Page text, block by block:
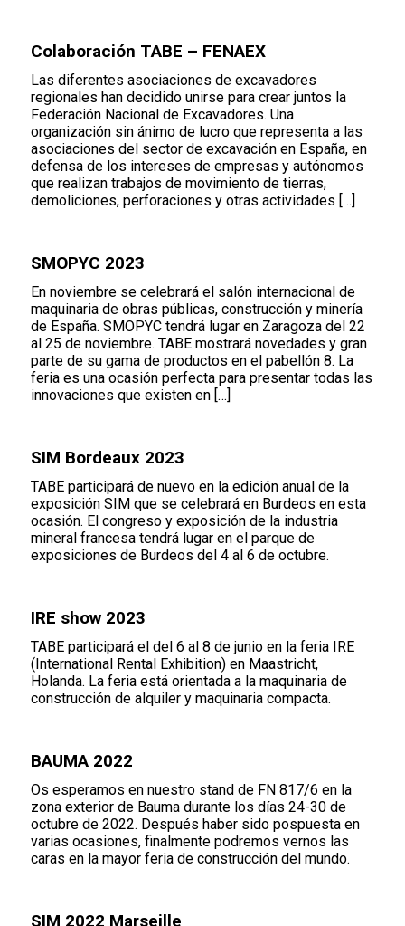
Colaboración TABE – FENAEX
Las diferentes asociaciones de excavadores
regionales han decidido unirse para crear juntos la
Federación Nacional de Excavadores. Una
organización sin ánimo de lucro que representa a las
asociaciones del sector de excavación en España, en
defensa de los intereses de empresas y autónomos
que realizan trabajos de movimiento de tierras,
demoliciones, perforaciones y otras actividades […]
SMOPYC 2023
En noviembre se celebrará el salón internacional de
maquinaria de obras públicas, construcción y minería
de España. SMOPYC tendrá lugar en Zaragoza del 22
al 25 de noviembre. TABE mostrará novedades y gran
parte de su gama de productos en el pabellón 8. La
feria es una ocasión perfecta para presentar todas las
innovaciones que existen en […]
SIM Bordeaux 2023
TABE participará de nuevo en la edición anual de la
exposición SIM que se celebrará en Burdeos en esta
ocasión. El congreso y exposición de la industria
mineral francesa tendrá lugar en el parque de
exposiciones de Burdeos del 4 al 6 de octubre.
IRE show 2023
TABE participará el del 6 al 8 de junio en la feria IRE
(International Rental Exhibition) en Maastricht,
Holanda. La feria está orientada a la maquinaria de
construcción de alquiler y maquinaria compacta.
BAUMA 2022
Os esperamos en nuestro stand de FN 817/6 en la
zona exterior de Bauma durante los días 24-30 de
octubre de 2022. Después haber sido pospuesta en
varias ocasiones, finalmente podremos vernos las
caras en la mayor feria de construcción del mundo.
SIM 2022 Marseille